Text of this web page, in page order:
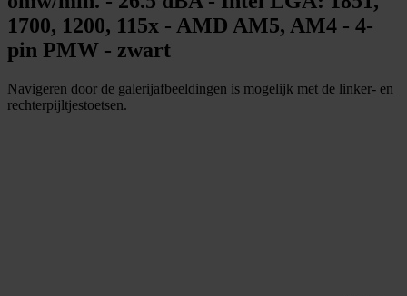
1700, 1200, 115x - AMD AM5, AM4 - 4-
pin PMW - zwart
Navigeren door de galerijafbeeldingen is mogelijk met de linker- en
rechterpijltjestoetsen.